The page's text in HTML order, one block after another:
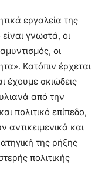
εργαλεία της
γνωστά, οι
οι
Κατόπιν έρχεται
έχουμε σκιώδεις
από την
πολιτικό επίπεδο,
αντικειμενικά και
της ρήξης
πολιτικής